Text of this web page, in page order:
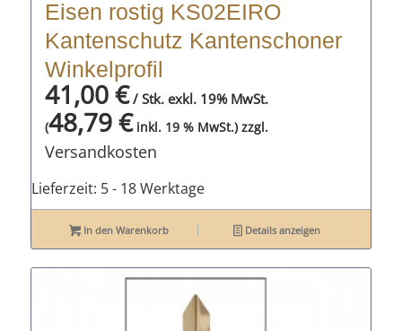
Eisen rostig KS02EIRO
Kantenschutz Kantenschoner
Winkelprofil
41,00€/ Stk. exkl. 19% MwSt.
(48,79€inkl. 19 % MwSt.) zzgl.
Versandkosten
Lieferzeit: 5 - 18 Werktage
In den Warenkorb Details anzeigen